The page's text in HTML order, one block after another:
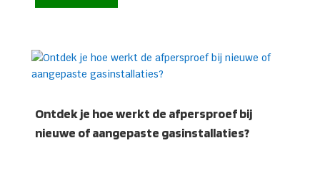
Ontdek je hoe werkt de afpersproef bij
nieuwe of aangepaste gasinstallaties?